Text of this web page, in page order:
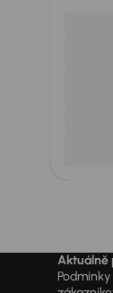
Aktuálně